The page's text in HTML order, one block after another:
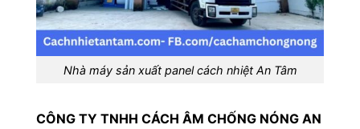
Nhà máy sản xuất panel cách nhiệt An Tâm
CÔNG TY TNHH CÁCH ÂM CHỐNG NÓNG AN